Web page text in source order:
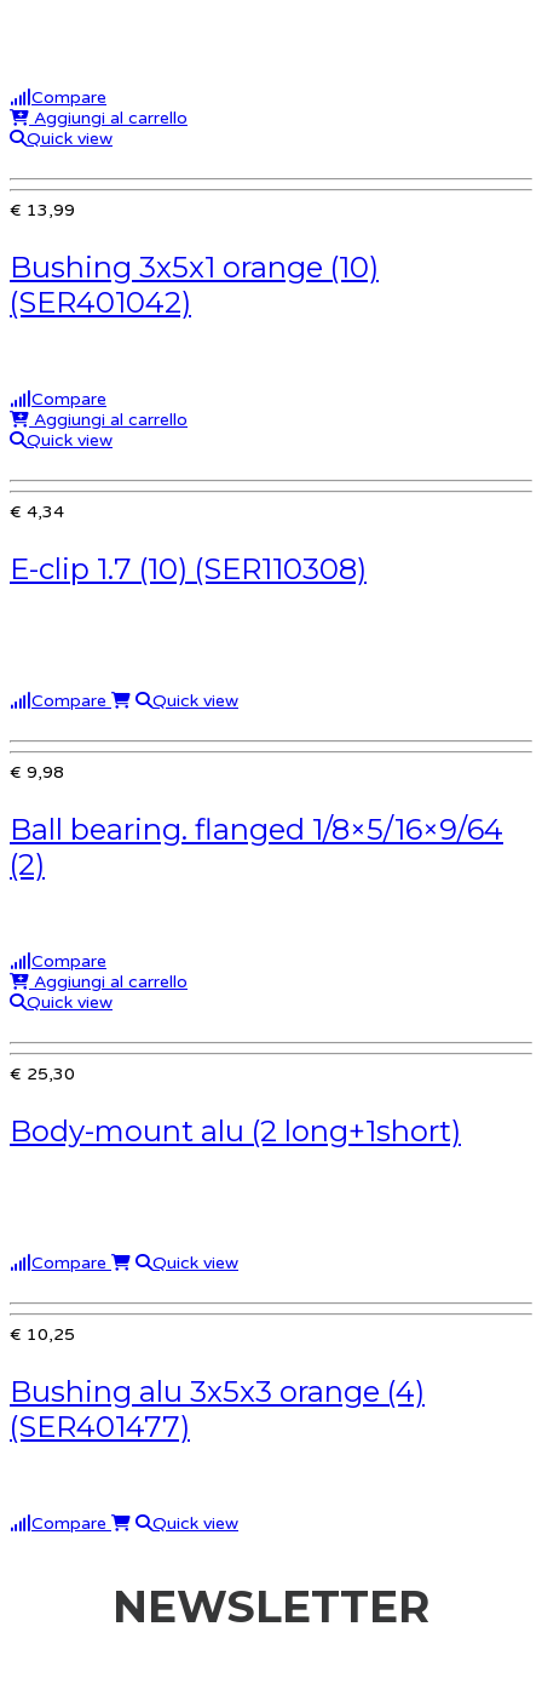
Compare
Aggiungi al carrello
Quick view
€ 13,99
Bushing 3x5x1 orange (10)
(SER401042)
Compare
Aggiungi al carrello
Quick view
€ 4,34
E-clip 1.7 (10) (SER110308)
Compare Quick view
€ 9,98
Ball bearing. flanged 1/8×5/16×9/64
(2)
Compare
Aggiungi al carrello
Quick view
€ 25,30
Body-mount alu (2 long+1short)
Compare Quick view
€ 10,25
Bushing alu 3x5x3 orange (4)
(SER401477)
Compare Quick view
NEWSLETTER